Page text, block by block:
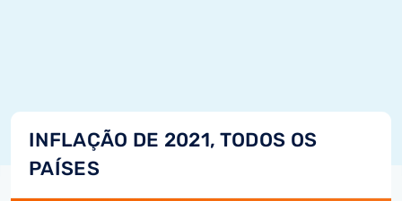
INFLAÇÃO DE 2021, TODOS OS
PAÍSES